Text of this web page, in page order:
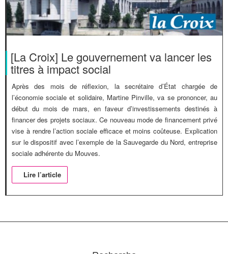
[La Croix] Le gouvernement va lancer les
titres à impact social
Après des mois de réflexion, la secrétaire d’État chargée de
l’économie sociale et solidaire, Martine Pinville, va se prononcer, au
début du mois de mars, en faveur d’investissements destinés à
financer des projets sociaux. Ce nouveau mode de financement privé
vise à rendre l’action sociale efficace et moins coûteuse. Explication
sur le dispositif avec l’exemple de la Sauvegarde du Nord, entreprise
sociale adhérente du Mouves.
Lire l’article